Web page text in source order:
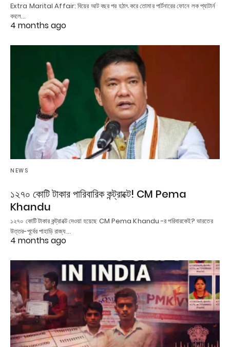
Extra Marital Affair: বিয়ের আট বছর পর হঠাৎ করে তোমার পার্টনারের ফোনে লক প্যাটার্ন
বদলে…
4 months ago
NEWS
১২৭০ কোটি টাকার পারিবারিক কন্ট্রাক্টে! CM Pema
Khandu
১২৭০ কোটি টাকার কন্ট্রাক্টে দেওয়া হয়েছে CM Pema Khandu -র পরিবারকেই? ভারতের
উত্তর-পূর্বের পাহাড়ি রাজ্য…
4 months ago